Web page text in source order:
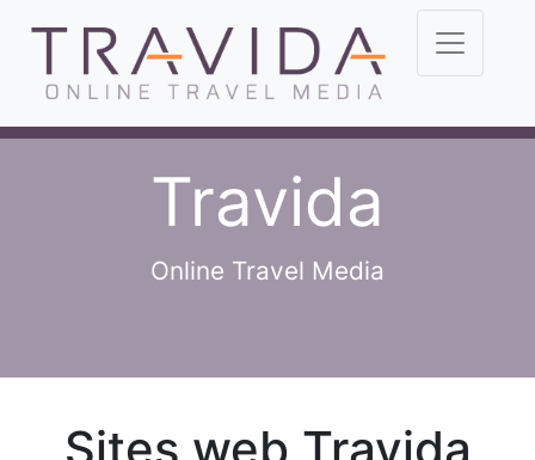
Travida
Online Travel Media